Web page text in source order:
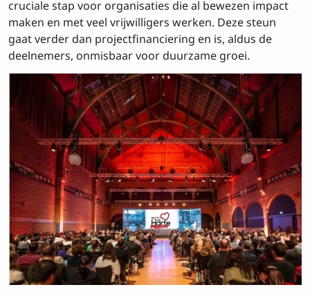
cruciale stap voor organisaties die al bewezen impact
maken en met veel vrijwilligers werken. Deze steun
gaat verder dan projectfinanciering en is, aldus de
deelnemers, onmisbaar voor duurzame groei.
Inschrijven op de
nieuwsbrief
Voornaam
Achtenaam